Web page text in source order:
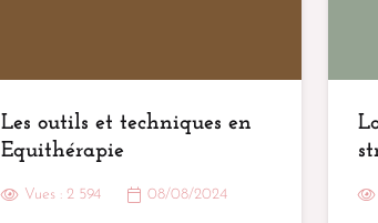
Les outils et techniques en
Equithérapie
Vues :2 594 08/08/2024